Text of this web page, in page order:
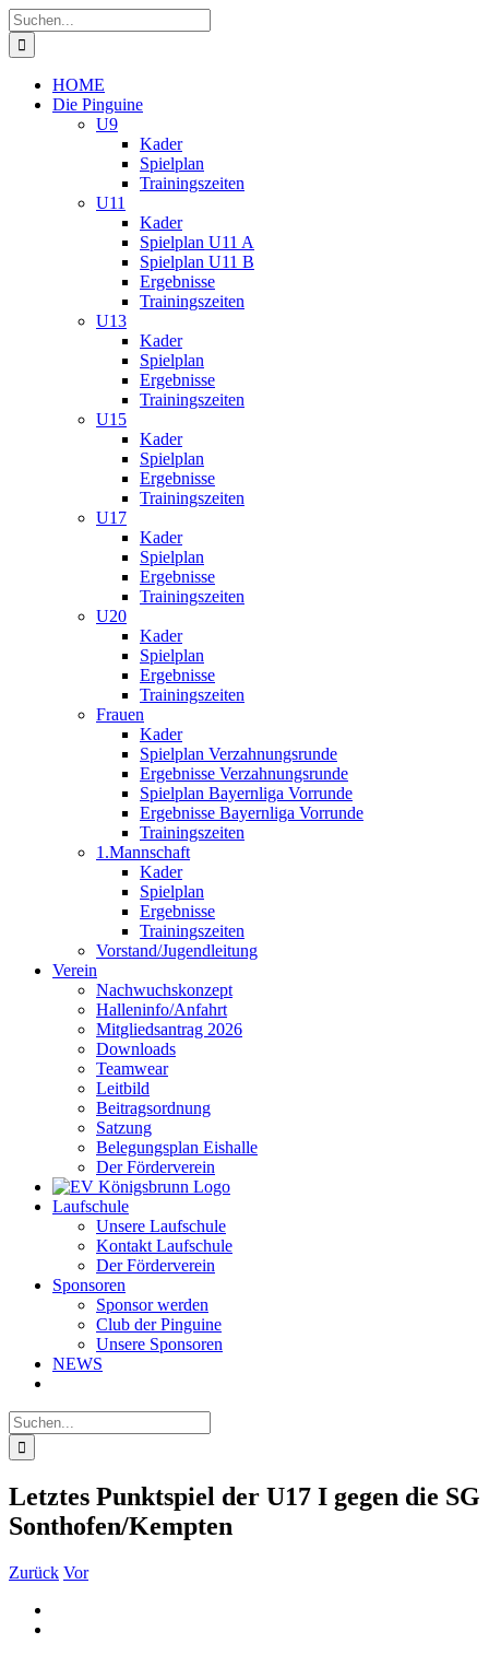
Zum
Inhalt
springen
Suche
nach:
HOME
Die Pinguine
U9
Kader
Spielplan
Trainingszeiten
U11
Kader
Spielplan U11 A
Spielplan U11 B
Ergebnisse
Trainingszeiten
U13
Kader
Spielplan
Ergebnisse
Trainingszeiten
U15
Kader
Spielplan
Ergebnisse
Trainingszeiten
U17
Kader
Spielplan
Ergebnisse
Trainingszeiten
U20
Kader
Spielplan
Ergebnisse
Trainingszeiten
Frauen
Kader
Spielplan Verzahnungsrunde
Ergebnisse Verzahnungsrunde
Spielplan Bayernliga Vorrunde
Ergebnisse Bayernliga Vorrunde
Trainingszeiten
1.Mannschaft
Kader
Spielplan
Ergebnisse
Trainingszeiten
Vorstand/Jugendleitung
Verein
Nachwuchskonzept
Halleninfo/Anfahrt
Mitgliedsantrag 2026
Downloads
Teamwear
Leitbild
Beitragsordnung
Satzung
Belegungsplan Eishalle
Der Förderverein
Laufschule
Unsere Laufschule
Kontakt Laufschule
Der Förderverein
Sponsoren
Sponsor werden
Club der Pinguine
Unsere Sponsoren
NEWS
Suche
nach:
Letztes Punktspiel der U17 I gegen die SG
Sonthofen/Kempten
Zurück Vor